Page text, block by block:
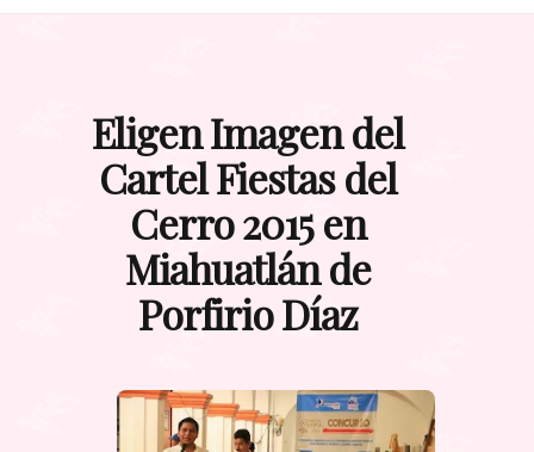
Eligen Imagen del
Cartel Fiestas del
Cerro 2015 en
Miahuatlán de
Porfirio Díaz